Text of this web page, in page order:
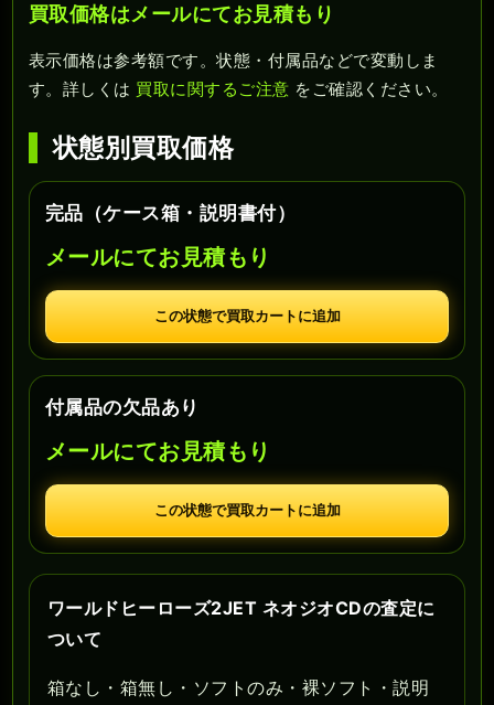
買取価格はメールにてお見積もり
表示価格は参考額です。状態・付属品などで変動しま
す。詳しくは 買取に関するご注意 をご確認ください。
状態別買取価格
完品（ケース箱・説明書付）
メールにてお見積もり
この状態で買取カートに追加
付属品の欠品あり
メールにてお見積もり
この状態で買取カートに追加
ワールドヒーローズ2JET ネオジオCDの査定に
ついて
箱なし・箱無し・ソフトのみ・裸ソフト・説明